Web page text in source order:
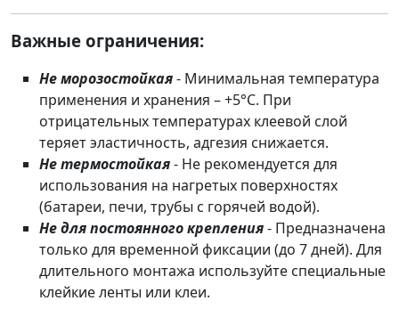
Важные ограничения:
Не морозостойкая- Минимальная температура
применения и хранения – +5°C. При
отрицательных температурах клеевой слой
теряет эластичность, адгезия снижается.
Не термостойкая- Не рекомендуется для
использования на нагретых поверхностях
(батареи, печи, трубы с горячей водой).
Не для постоянного крепления- Предназначена
только для временной фиксации (до 7 дней). Для
длительного монтажа используйте специальные
клейкие ленты или клеи.